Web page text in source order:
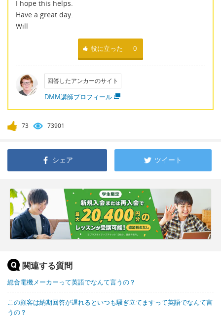
I hope this helps.
Have a great day.
Will
役に立った 0
回答したアンカーのサイト
DMM講師プロフィール
73 73901
シェア ツイート
関連する質問
総合電機メーカーって英語でなんて言うの？
この顧客は納期回答が遅れるといつも騒ぎ立てますって英語でなんて言
うの？